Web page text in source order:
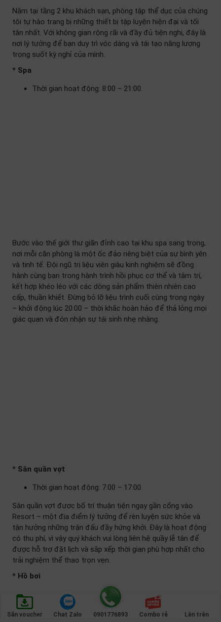
Nằm tại tầng 2 khu khách sạn, phòng tập thể dục của chúng
tôi tự hào trang bị những thiết bị tập luyện hiện đại và tối
tân nhất. Với không gian rộng rãi và đầy đủ tiện nghi, đây là
nơi lý tưởng để bạn duy trì vóc dáng và tái tạo năng lượng
trong suốt kỳ nghỉ của mình.
* Spa
Thời gian hoạt động: 8:00 – 21:00.
Bước vào thế giới thư giãn đỉnh cao tại khu spa sang trọng,
nơi mỗi căn phòng là một ốc đảo riêng biệt của sự bình yên
và tinh tế. Đội ngũ trị liệu viên giàu kinh nghiệm sẽ đồng
hành cùng bạn trong hành trình hồi phục cơ thể và tâm trí,
kết hợp khéo léo với các dòng sản phẩm thiên nhiên cao
cấp, thuần khiết. Đừng bỏ lỡ liệu trình cuối cùng trong ngày
– khởi động lúc 20:00 – thời khắc hoàn hảo để thả lỏng mọi
giác quan và đón nhận sự tái sinh nhẹ nhàng.
* Sân quần vợt
Thời gian hoạt động: 7:00 – 17:00.
Sân quần vợt được bố trí thuận tiện ngay gần cổng vào
Resort – một địa điểm lý tưởng để rèn luyện sức khỏe và
tận hưởng những trận đấu đầy hứng khởi. Đây là hoạt động
có thu phí, vì vậy quý khách vui lòng liên hệ quầy lễ tân để
được hỗ trợ đặt lịch và sắp xếp thời gian phù hợp nhất cho
trải nghiệm thể thao trọn vẹn.
* Hồ bơi
Thời gian hoạt động: 5:00 – 18:00
Săn voucher Chat Zalo 0901776893 Combo rẻ Lên trên